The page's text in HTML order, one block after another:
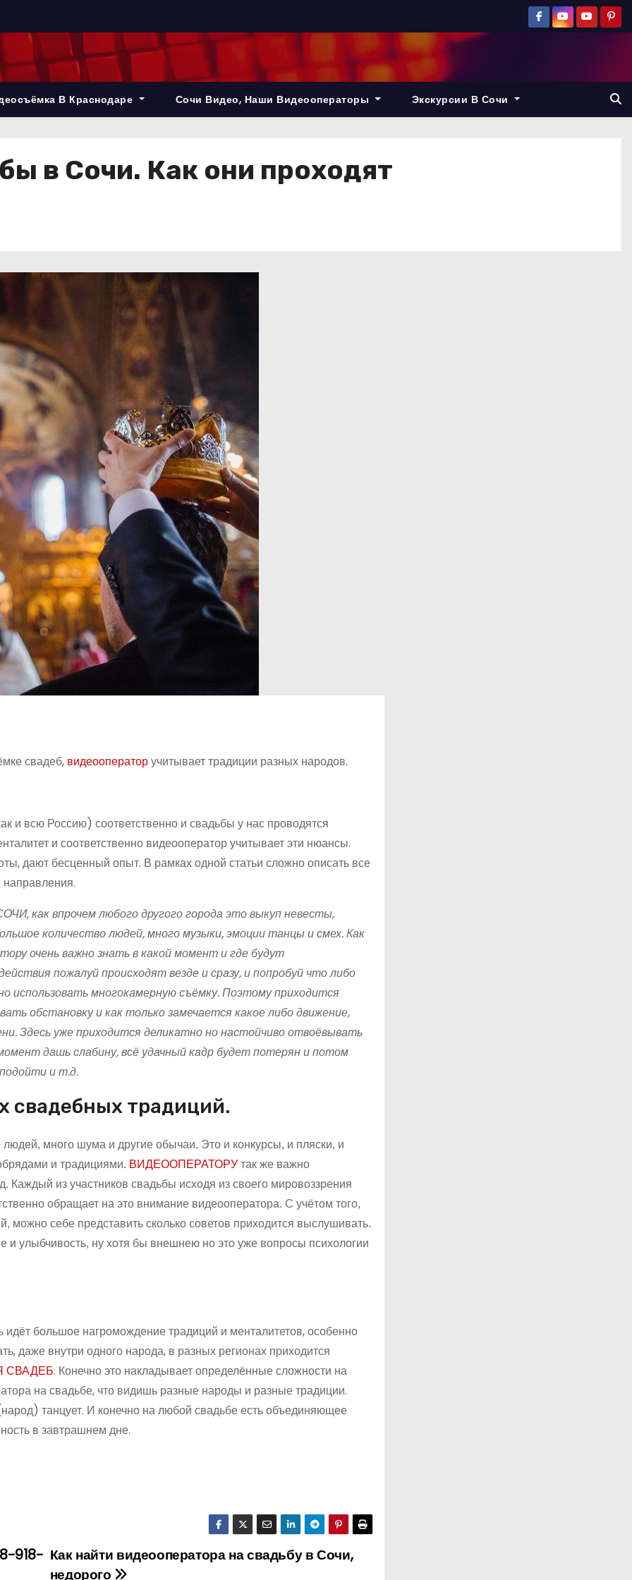
В Краснодаре Сочи Видео, Наши Видеооператоры Экскурсии В Сочи
в Сочи. Как они проходят
свадеб, видеооператоручитывает традиции разных народов.
и всю Россию) соответственно и свадьбы у нас проводятся
и соответственно видеооператор учитывает эти нюансы.
дают бесценный опыт. В рамках одной статьи сложно описать все
как впрочем любого другого города это выкуп невесты,
количество людей, много музыки, эмоции танцы и смех. Как
очень важно знать в какой момент и где будут
пожалуй происходят везде и сразу, и попробуй что либо
использовать многокамерную съёмку. Поэтому приходится
обстановку и как только замечается какое либо движение,
Здесь уже приходится деликатно но настойчиво отвоёвывать
дашь слабину, всё удачный кадр будет потерян и потом
и т.д.
свадебных традиций.
много шума и другие обычаи. Это и конкурсы, и пляски, и
и традициями. ВИДЕООПЕРАТОРУ так же важно
Каждый из участников свадьбы исходя из своего мировоззрения
обращает на это внимание видеооператора. С учётом того,
можно себе представить сколько советов приходится выслушивать.
и улыбчивость, ну хотя бы внешнею но это уже вопросы психологии
большое нагромождение традиций и менталитетов, особенно
внутри одного народа, в разных регионах приходится
СВАДЕБ. Конечно это накладывает определённые сложности на
на свадьбе, что видишь разные народы и разные традиции.
танцует. И конечно на любой свадьбе есть объединяющее
в завтрашнем дне.
Как найти видеооператора на свадьбу в Сочи,
недорого
918-